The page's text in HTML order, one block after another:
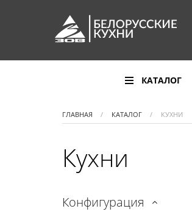
КАТАЛОГ
ГЛАВНАЯ КАТАЛОГ КУХНИ
Кухни
Конфигурация